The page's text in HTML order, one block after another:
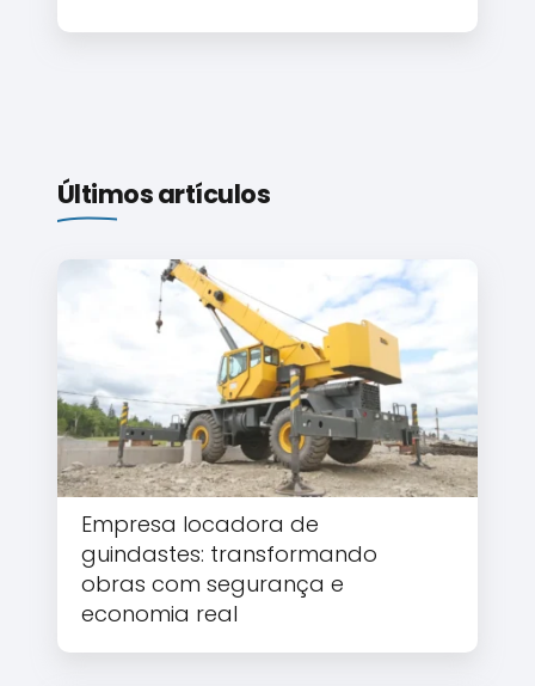
Últimos artículos
Empresa locadora de
guindastes: transformando
obras com segurança e
economia real